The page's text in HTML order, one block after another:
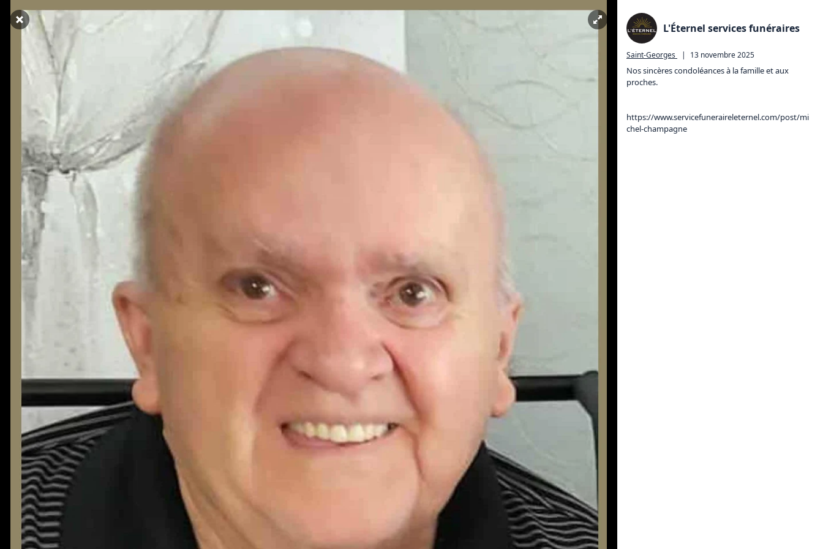
L'Éternel services funéraires
Saint-Georges | 13 novembre 2025
Nos sincères condoléances à la famille et aux
proches.
https://www.servicefuneraireleternel.com/post/mi
chel-champagne